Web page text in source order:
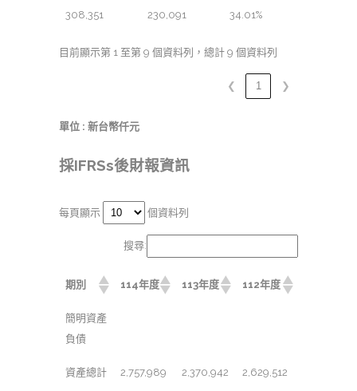
308,351 230,091 34.01%
目前顯示第 1 至第 9 個資料列，總計 9 個資料列
❮ 1 ❯
單位 : 新台幣仟元
採IFRSs後財報資訊
每頁顯示 個資料列
搜尋:
期別 114年度 113年度 112年度
簡明資產
負債
資產總計 2,757,989 2,370,942 2,629,512